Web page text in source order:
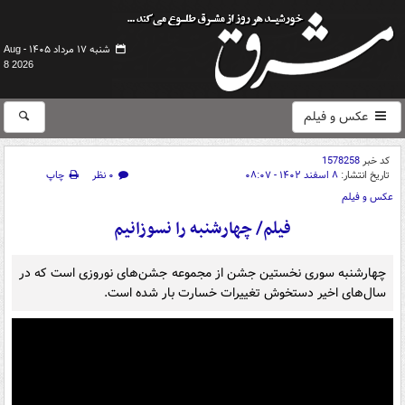
شنبه ۱۷ مرداد ۱۴۰۵ -
Aug
8 2026
عکس و فیلم
کد خبر1578258
تاریخ انتشار: ۸ اسفند ۱۴۰۲ - ۰۸:۰۷ ۰ نظر
چاپ
عکس و فیلم
فیلم/ چهارشنبه را نسوزانیم
چهارشنبه سوری نخستین جشن از مجموعه جشن‌های نوروزی است که در
سال‌های اخیر دستخوش تغییرات خسارت‌ بار شده‌ است.